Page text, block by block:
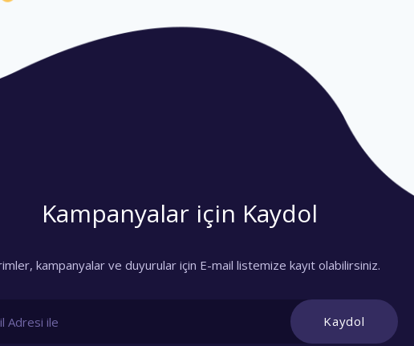
Marketing
Lorem ipsum dolor sit amet,
tempor incididunt ut labore et
Lorem ipsum dolor sit
eiusmod tempor incididunt
Risus commodo viverra
Kampanyalar için Kaydol
kampanyalar ve duyurular için E-mail listemize kayıt olabilirsiniz.